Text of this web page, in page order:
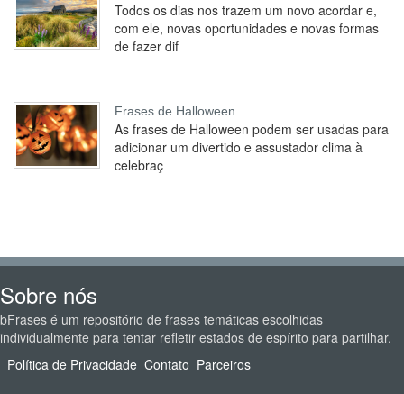
Todos os dias nos trazem um novo acordar e,
com ele, novas oportunidades e novas formas
de fazer dif
Frases de Halloween
As frases de Halloween podem ser usadas para
adicionar um divertido e assustador clima à
celebraç
Sobre nós
bFrases é um repositório de frases temáticas escolhidas
individualmente para tentar refletir estados de espírito para partilhar.
Política de Privacidade Contato Parceiros